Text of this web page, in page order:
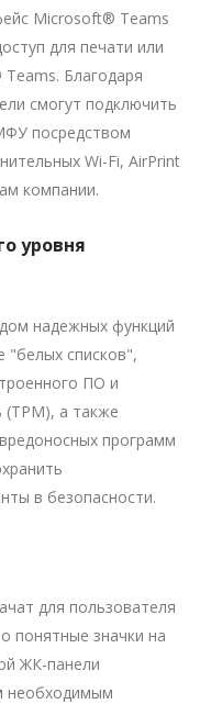
Microsoft® Teams
для печати или
Благодаря
смогут подключить
посредством
Wi-Fi, AirPrint
компании.
уровня
надежных функций
"белых списков",
ПО и
а также
программ
в безопасности.
для пользователя
понятные значки на
ЖК-панели
необходимым